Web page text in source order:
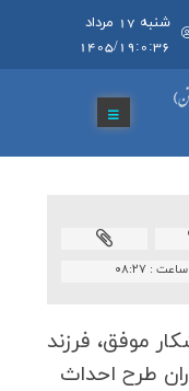
شنبه 17 مرداد
1405/19:0:36
ساعت :۰۸:۲۷
موفق، فرزند
طرح احداث